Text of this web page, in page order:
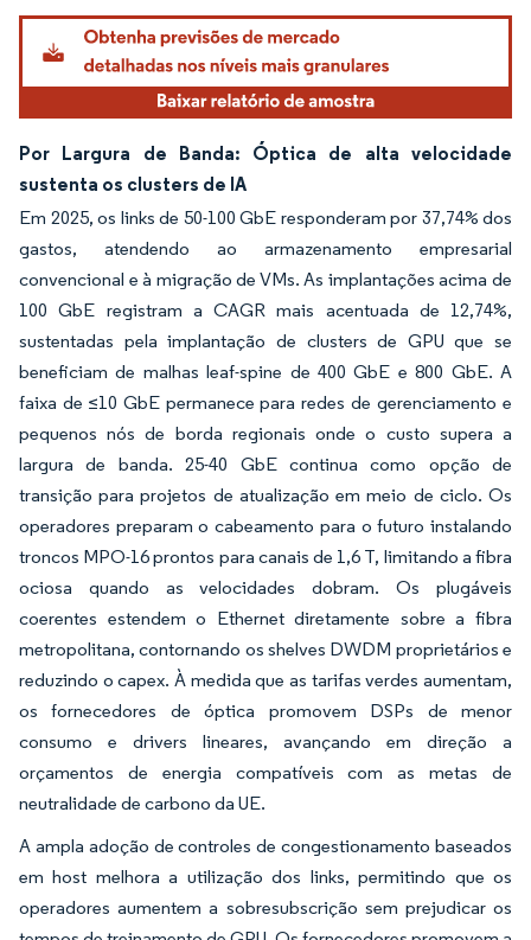
Por Largura de Banda: Óptica de alta velocidade
sustenta os clusters de IA
Em 2025, os links de 50-100 GbE responderam por 37,74% dos
gastos, atendendo ao armazenamento empresarial
convencional e à migração de VMs. As implantações acima de
100 GbE registram a CAGR mais acentuada de 12,74%,
sustentadas pela implantação de clusters de GPU que se
beneficiam de malhas leaf-spine de 400 GbE e 800 GbE. A
faixa de ≤10 GbE permanece para redes de gerenciamento e
pequenos nós de borda regionais onde o custo supera a
largura de banda. 25-40 GbE continua como opção de
transição para projetos de atualização em meio de ciclo. Os
operadores preparam o cabeamento para o futuro instalando
troncos MPO-16 prontos para canais de 1,6 T, limitando a fibra
ociosa quando as velocidades dobram. Os plugáveis
coerentes estendem o Ethernet diretamente sobre a fibra
metropolitana, contornando os shelves DWDM proprietários e
reduzindo o capex. À medida que as tarifas verdes aumentam,
os fornecedores de óptica promovem DSPs de menor
consumo e drivers lineares, avançando em direção a
orçamentos de energia compatíveis com as metas de
neutralidade de carbono da UE.
A ampla adoção de controles de congestionamento baseados
em host melhora a utilização dos links, permitindo que os
operadores aumentem a sobresubscrição sem prejudicar os